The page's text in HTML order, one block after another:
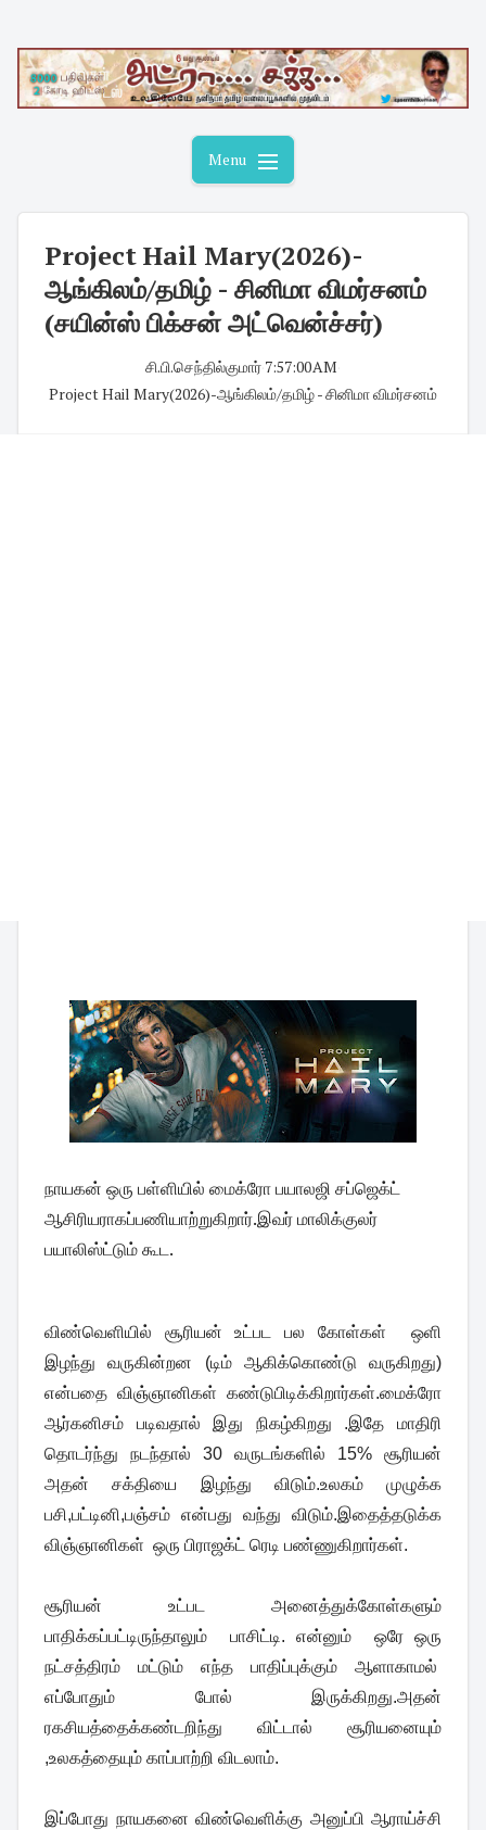
content
Menu
Project Hail Mary(2026)-
ஆங்கிலம்/தமிழ் - சினிமா விமர்சனம்
(சயின்ஸ் பிக்சன் அட்வென்ச்சர்)
சி.பி.செந்தில்குமார் 7:57:00 AM
Project Hail Mary(2026)-ஆங்கிலம்/தமிழ் - சினிமா விமர்சனம்
நாயகன் ஒரு பள்ளியில் மைக்ரோ பயாலஜி சப்ஜெக்ட்
ஆசிரியராகப்பணியாற்றுகிறார்.இவர் மாலிக்குலர்
பயாலிஸ்ட்டும் கூட.
விண்வெளியில் சூரியன் உட்பட பல கோள்கள் ஒளி
இழந்து வருகின்றன (டிம் ஆகிக்கொண்டு வருகிறது)
என்பதை விஞ்ஞானிகள் கண்டுபிடிக்கிறார்கள்.மைக்ரோ
ஆர்கனிசம் படிவதால் இது நிகழ்கிறது .இதே மாதிரி
தொடர்ந்து நடந்தால் 30 வருடங்களில் 15% சூரியன்
அதன் சக்தியை இழந்து விடும்.உலகம் முழுக்க
பசி,பட்டினி,பஞ்சம் என்பது வந்து விடும்.இதைத்தடுக்க
விஞ்ஞானிகள் ஒரு பிராஜக்ட் ரெடி பண்ணுகிறார்கள்.
சூரியன் உட்பட அனைத்துக்கோள்களும்
பாதிக்கப்பட்டிருந்தாலும் பாசிட்டி. என்னும் ஒரே ஒரு
நட்சத்திரம் மட்டும் எந்த பாதிப்புக்கும் ஆளாகாமல்
எப்போதும் போல் இருக்கிறது.அதன்
ரகசியத்தைக்கண்டறிந்து விட்டால் சூரியனையும்
,உலகத்தையும் காப்பாற்றி விடலாம்.
இப்போது நாயகனை விண்வெளிக்கு அனுப்பி ஆராய்ச்சி